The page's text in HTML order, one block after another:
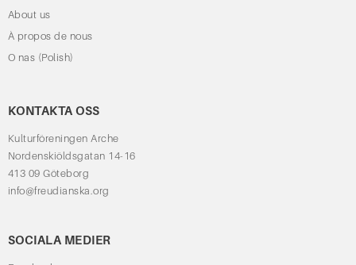
About us
À propos de nous
O nas (Polish)
KONTAKTA OSS
Kulturföreningen Arche
Nordenskiöldsgatan 14-16
413 09 Göteborg
info@freudianska.org
SOCIALA MEDIER